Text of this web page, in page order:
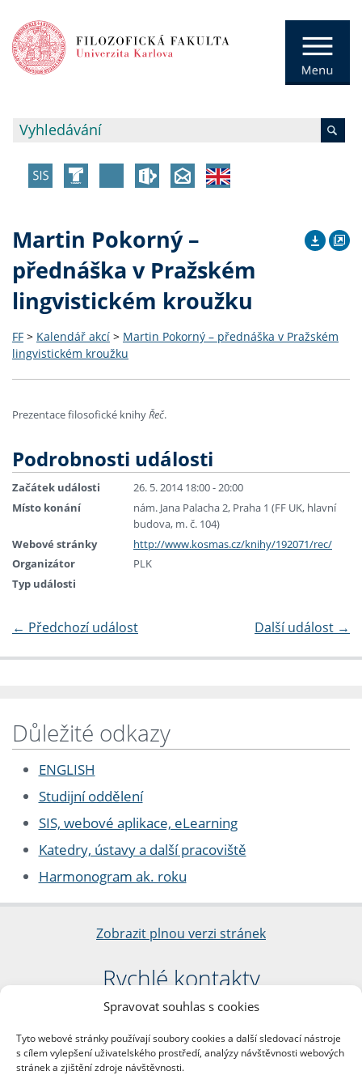
Spravovat souhlas s cookies
Tyto webové stránky používají soubory cookies a další sledovací nástroje
s cílem vylepšení uživatelského prostředí, analýzy návštěvnosti webových
stránek a zjištění zdroje návštěvnosti.
Martin Pokorný –
přednáška v Pražském
lingvistickém kroužku
FF > Kalendář akcí > Martin Pokorný – přednáška v Pražském
lingvistickém kroužku
Prezentace filosofické knihyŘeč.
Podrobnosti události
Začátek události
26. 5. 2014 18:00 - 20:00
Místo konání
nám. Jana Palacha 2, Praha 1 (FF UK, hlavní
budova, m. č. 104)
Webové stránky
http://www.kosmas.cz/knihy/192071/rec/
Organizátor
PLK
Typ události
← Předchozí událost Další událost →
Důležité odkazy
ENGLISH
Studijní oddělení
SIS, webové aplikace, eLearning
Katedry, ústavy a další pracoviště
Harmonogram ak. roku
Zobrazit plnou verzi stránek
Rychlé kontakty
Filozofická fakulta
nám. Jana Palacha 1/2
116 38 Praha 1